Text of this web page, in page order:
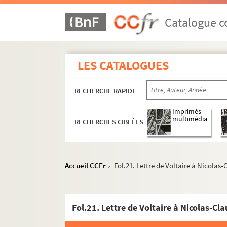
Catalogue
LES CATALOGUES
RECHERCHE RAPIDE
RECHERCHES CIBLÉES
Imprimés
multimédia
Accueil CCFr > Fol.21. Lettre de Voltaire à
Fol.21. Lettre de Voltaire à Nicolas-
Correspondance de Voltaire